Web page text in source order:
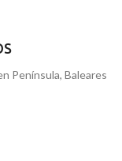
Península, Baleares